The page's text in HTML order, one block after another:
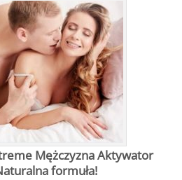
Mężczyzna Aktywator
formuła!